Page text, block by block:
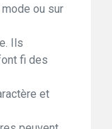
ou sur
Ils
fi des
et